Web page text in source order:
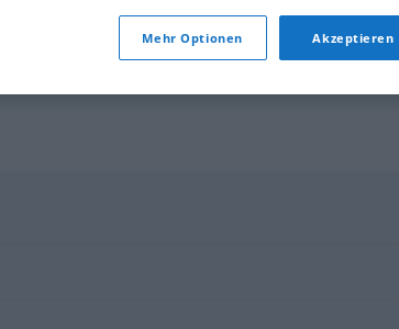
bei Anbruch der
bei Anbruch derNacht
Mehr Optionen Akzeptieren